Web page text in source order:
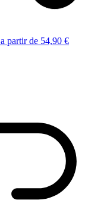
a partir de 54,90 €